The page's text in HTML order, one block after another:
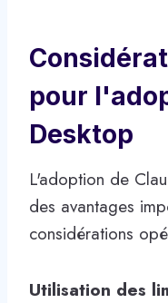
pour
Desktop
L'adoption de
des avantages
considérations
Utilisation des